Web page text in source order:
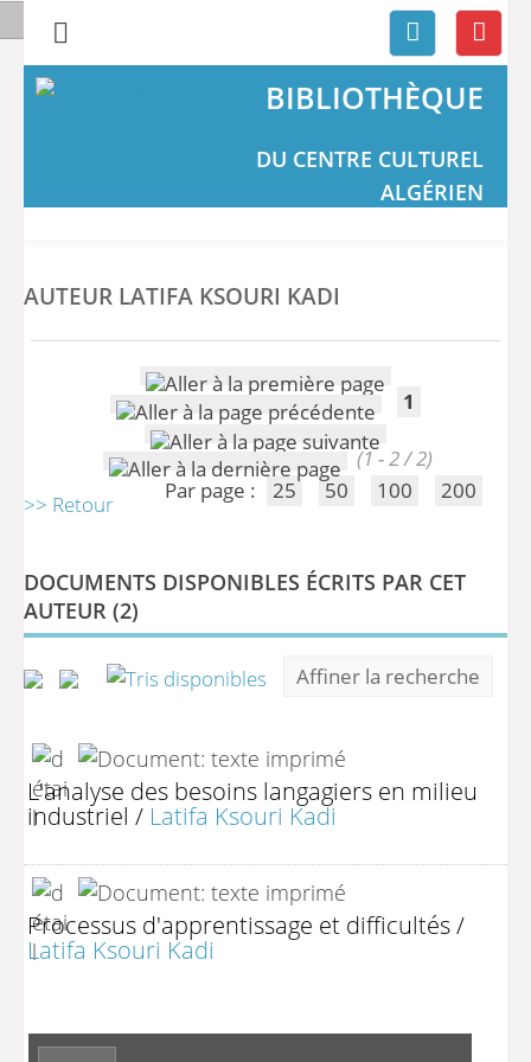
BIBLIOTHÈQUE
DU CENTRE CULTUREL
ALGÉRIEN
AUTEUR LATIFA KSOURI KADI
1
(1 - 2 / 2)
Par page :
25 50 100 200
>> Retour
DOCUMENTS DISPONIBLES ÉCRITS PAR CET
AUTEUR (2)
Affiner la recherche
L'analyse des besoins langagiers en milieu
industriel / Latifa Ksouri Kadi
Processus d'apprentissage et difficultés/
Latifa Ksouri Kadi